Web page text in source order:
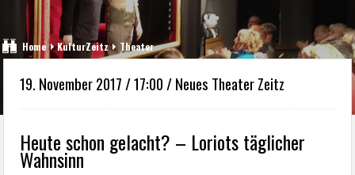
Home KulturZeitz Theater
19. November 2017 / 17:00 / Neues Theater Zeitz
Heute schon gelacht? – Loriots täglicher
Wahnsinn